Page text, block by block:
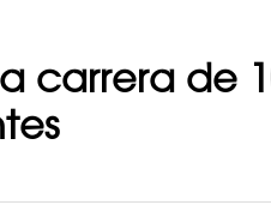
carrera de